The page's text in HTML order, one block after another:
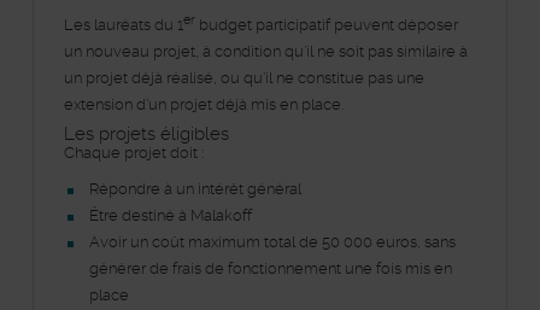
Les lauréats du 1er budget participatif peuvent déposer
un nouveau projet, à condition qu’il ne soit pas similaire à
un projet déjà réalisé, ou qu’il ne constitue pas une
extension d’un projet déjà mis en place.
Les projets éligibles
Chaque projet doit :
Répondre à un intérêt général
Être destiné à Malakoff
Avoir un coût maximum total de 50 000 euros, sans
générer de frais de fonctionnement une fois mis en
place